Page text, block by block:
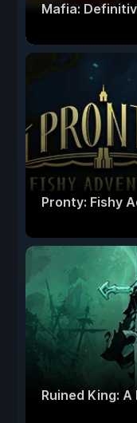
Mafia:
Pronty: Fishy
Ruined King: